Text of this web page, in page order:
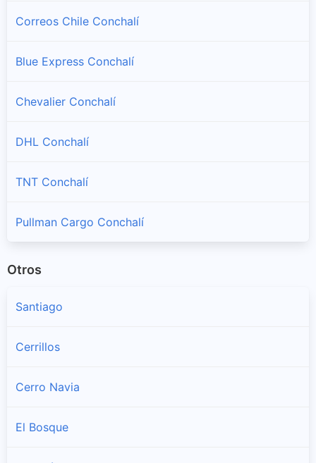
Correos Chile Conchalí
Blue Express Conchalí
Chevalier Conchalí
DHL Conchalí
TNT Conchalí
Pullman Cargo Conchalí
Otros
Santiago
Cerrillos
Cerro Navia
El Bosque